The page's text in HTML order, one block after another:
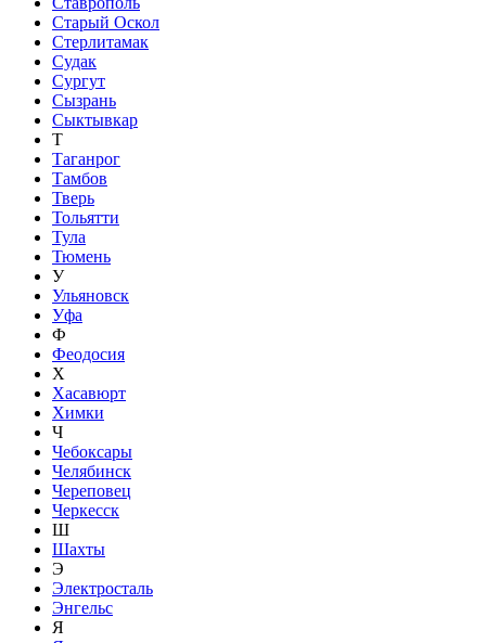
Старый Оскол
Стерлитамак
Судак
Сургут
Сызрань
Сыктывкар
Т
Таганрог
Тамбов
Тверь
Тольятти
Тула
Тюмень
У
Ульяновск
Уфа
Ф
Феодосия
Х
Хасавюрт
Химки
Ч
Чебоксары
Челябинск
Череповец
Черкесск
Ш
Шахты
Э
Электросталь
Энгельс
Я